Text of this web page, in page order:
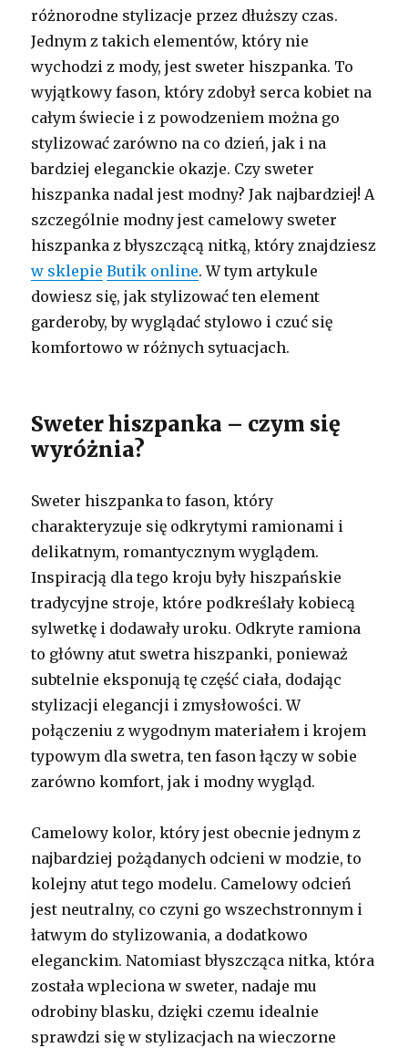
różnorodne stylizacje przez dłuższy czas.
Jednym z takich elementów, który nie
wychodzi z mody, jest sweter hiszpanka. To
wyjątkowy fason, który zdobył serca kobiet na
całym świecie i z powodzeniem można go
stylizować zarówno na co dzień, jak i na
bardziej eleganckie okazje. Czy sweter
hiszpanka nadal jest modny? Jak najbardziej! A
szczególnie modny jest camelowy sweter
hiszpanka z błyszczącą nitką, który znajdziesz
w sklepie Butik online. W tym artykule
dowiesz się, jak stylizować ten element
garderoby, by wyglądać stylowo i czuć się
komfortowo w różnych sytuacjach.
Sweter hiszpanka – czym się
wyróżnia?
Sweter hiszpanka to fason, który
charakteryzuje się odkrytymi ramionami i
delikatnym, romantycznym wyglądem.
Inspiracją dla tego kroju były hiszpańskie
tradycyjne stroje, które podkreślały kobiecą
sylwetkę i dodawały uroku. Odkryte ramiona
to główny atut swetra hiszpanki, ponieważ
subtelnie eksponują tę część ciała, dodając
stylizacji elegancji i zmysłowości. W
połączeniu z wygodnym materiałem i krojem
typowym dla swetra, ten fason łączy w sobie
zarówno komfort, jak i modny wygląd.
Camelowy kolor, który jest obecnie jednym z
najbardziej pożądanych odcieni w modzie, to
kolejny atut tego modelu. Camelowy odcień
jest neutralny, co czyni go wszechstronnym i
łatwym do stylizowania, a dodatkowo
eleganckim. Natomiast błyszcząca nitka, która
została wpleciona w sweter, nadaje mu
odrobiny blasku, dzięki czemu idealnie
sprawdzi się w stylizacjach na wieczorne